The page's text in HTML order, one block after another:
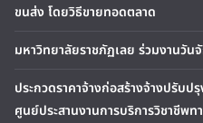
ขนส่ง โดยวิธีขายทอดตลาด
มหาวิทยาลัยราชภัฏเลย ร่วมงานวัน
ประกวดราคาจ้างก่อสร้างจ้างปรับ
ศูนย์ประสานงานการบริการวิชาชีพ